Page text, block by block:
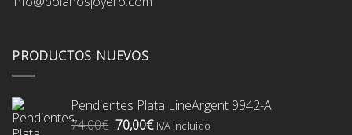
PRODUCTOS NUEVOS
Pendientes Plata LineArgent 9942-A
74,00€ El
70,00€ElIVA incluido